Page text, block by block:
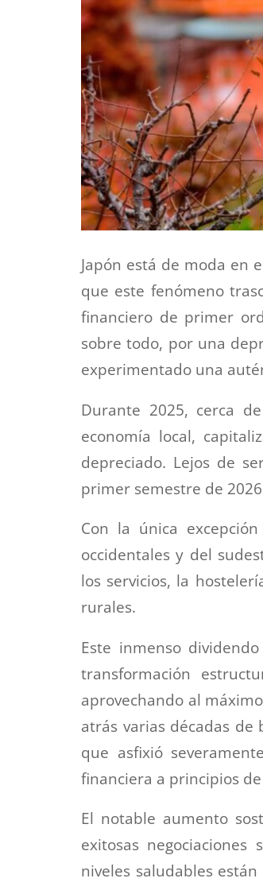
Japón está de moda en
que este fenómeno
financiero de primer
sobre todo, por una
experimentado una
Durante 2025, cerca
economía local,
depreciado. Lejos de
primer semestre de
Con la única
occidentales y del
los servicios, la
rurales.
Este inmenso
transformación
aprovechando al
atrás varias décadas
que asfixió
financiera a principios
El notable aumento
exitosas
niveles saludables